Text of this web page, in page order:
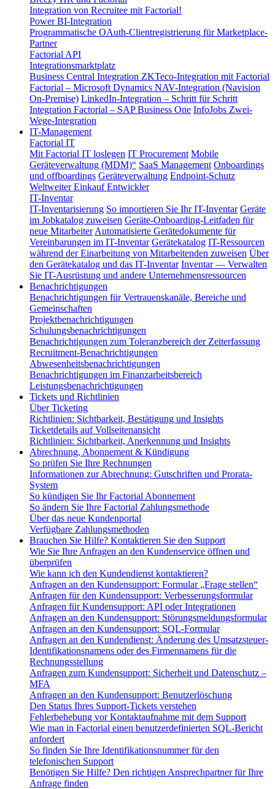
Integration von Recruitee mit Factorial!
Power BI-Integration
Programmatische OAuth-Clientregistrierung für Marketplace-
Partner
Factorial API
Integrationsmarktplatz
Business Central Integration ZKTeco-Integration mit Factorial
Factorial – Microsoft Dynamics NAV-Integration (Navision
On-Premise) LinkedIn-Integration – Schritt für Schritt
Integration Factorial – SAP Business One InfoJobs Zwei-
Wege-Integration
IT-Management
Factorial IT
Mit Factorial IT loslegen IT Procurement Mobile
Geräteverwaltung (MDM)“ SaaS Management Onboardings
und offboardings Geräteverwaltung Endpoint-Schutz
Weltweiter EinkaufEntwickler
IT-Inventar
IT-Inventarisierung So importieren Sie Ihr IT-Inventar Geräte
im Jobkatalog zuweisen Geräte-Onboarding-Leitfaden für
neue Mitarbeiter Automatisierte Gerätedokumente für
Vereinbarungen im IT-Inventar Gerätekatalog IT-Ressourcen
während der Einarbeitung von Mitarbeitenden zuweisen Über
den Gerätekatalog und das IT-Inventar Inventar — Verwalten
Sie IT-Ausrüstung und andere Unternehmensressourcen
Benachrichtigungen
Benachrichtigungen für Vertrauenskanäle, Bereiche und
Gemeinschaften
Projektbenachrichtigungen
Schulungsbenachrichtigungen
Benachrichtigungen zum Toleranzbereich der Zeiterfassung
Recruitment-Benachrichtigungen
Abwesenheitsbenachrichtigungen
Benachrichtigungen im Finanzarbeitsbereich
Leistungsbenachrichtigungen
Tickets und Richtlinien
Über Ticketing
Richtlinien: Sichtbarkeit, Bestätigung und Insights
Ticketdetails auf Vollseitenansicht
Richtlinien: Sichtbarkeit, Anerkennung und Insights
Abrechnung, Abonnement & Kündigung
So prüfen Sie Ihre Rechnungen
Informationen zur Abrechnung: Gutschriften und Prorata-
System
So kündigen Sie Ihr Factorial Abonnement
So ändern Sie Ihre Factorial Zahlungsmethode
Über das neue Kundenportal
Verfügbare Zahlungsmethoden
Brauchen Sie Hilfe? Kontaktieren Sie den Support
Wie Sie Ihre Anfragen an den Kundenservice öffnen und
überprüfen
Wie kann ich den Kundendienst kontaktieren?
Anfragen an den Kundensupport: Formular „Frage stellen“
Anfragen für den Kundensupport: Verbesserungsformular
Anfragen für Kundensupport: API oder Integrationen
Anfragen an den Kundensupport: Störungsmeldungsformular
Anfragen an den Kundensupport: SQL-Formular
Anfragen an den Kundendienst: Änderung des Umsatzsteuer-
Identifikationsnamens oder des Firmennamens für die
Rechnungsstellung
Anfragen zum Kundensupport: Sicherheit und Datenschutz –
MFA
Anfragen an den Kundensupport: Benutzerlöschung
Den Status Ihres Support-Tickets verstehen
Fehlerbehebung vor Kontaktaufnahme mit dem Support
Wie man in Factorial einen benutzerdefinierten SQL-Bericht
anfordert
So finden Sie Ihre Identifikationsnummer für den
telefonischen Support
Benötigen Sie Hilfe? Den richtigen Ansprechpartner für Ihre
Anfrage finden